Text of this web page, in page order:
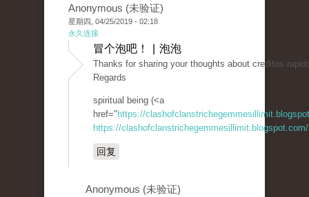
Anonymous (未验证)
星期四, 04/25/2019 - 02:18
永久连接
冒个泡吧！ | 泡泡
Thanks for sharing your thoughts about creditos
Regards
spiritual being (<a
href=" https://
https://
回复
Anonymous (未验证)